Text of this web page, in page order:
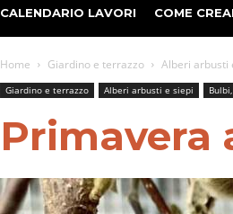
CALENDARIO LAVORI COME
Home Giardino e terrazzo Alberi arbusti
Giardino e terrazzo Alberi arbusti e siepi
Primavera